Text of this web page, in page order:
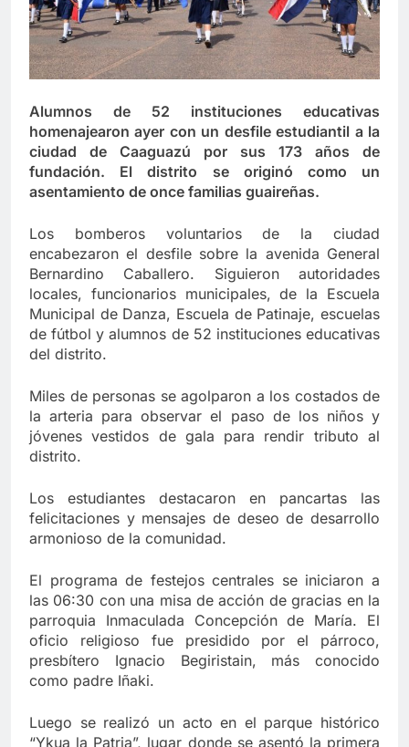
Alumnos de 52 instituciones educativas
homenajearon ayer con un desfile estudiantil a la
ciudad de Caaguazú por sus 173 años de
fundación. El distrito se originó como un
asentamiento de once familias guaireñas.
Los bomberos voluntarios de la ciudad
encabezaron el desfile sobre la avenida General
Bernardino Caballero. Siguieron autoridades
locales, funcionarios municipales, de la Escuela
Municipal de Danza, Escuela de Patinaje, escuelas
de fútbol y alumnos de 52 instituciones educativas
del distrito.
Miles de personas se agolparon a los costados de
la arteria para observar el paso de los niños y
jóvenes vestidos de gala para rendir tributo al
distrito.
Los estudiantes destacaron en pancartas las
felicitaciones y mensajes de deseo de desarrollo
armonioso de la comunidad.
El programa de festejos centrales se iniciaron a
las 06:30 con una misa de acción de gracias en la
parroquia Inmaculada Concepción de María. El
oficio religioso fue presidido por el párroco,
presbítero Ignacio Begiristain, más conocido
como padre Iñaki.
Luego se realizó un acto en el parque histórico
“Ykua la Patria”, lugar donde se asentó la primera